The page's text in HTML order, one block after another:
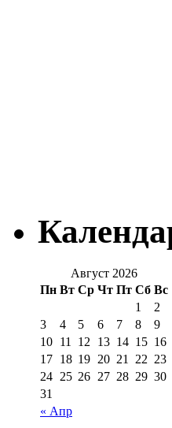
Август 2026
Пн Вт Ср Чт Пт Сб Вс
« Апр
1
2
3
4 5 6 7 8
9
10 11 12 13 14 15 16
17 18 19 20 21 22 23
24 25 26 27 28 29 30
31